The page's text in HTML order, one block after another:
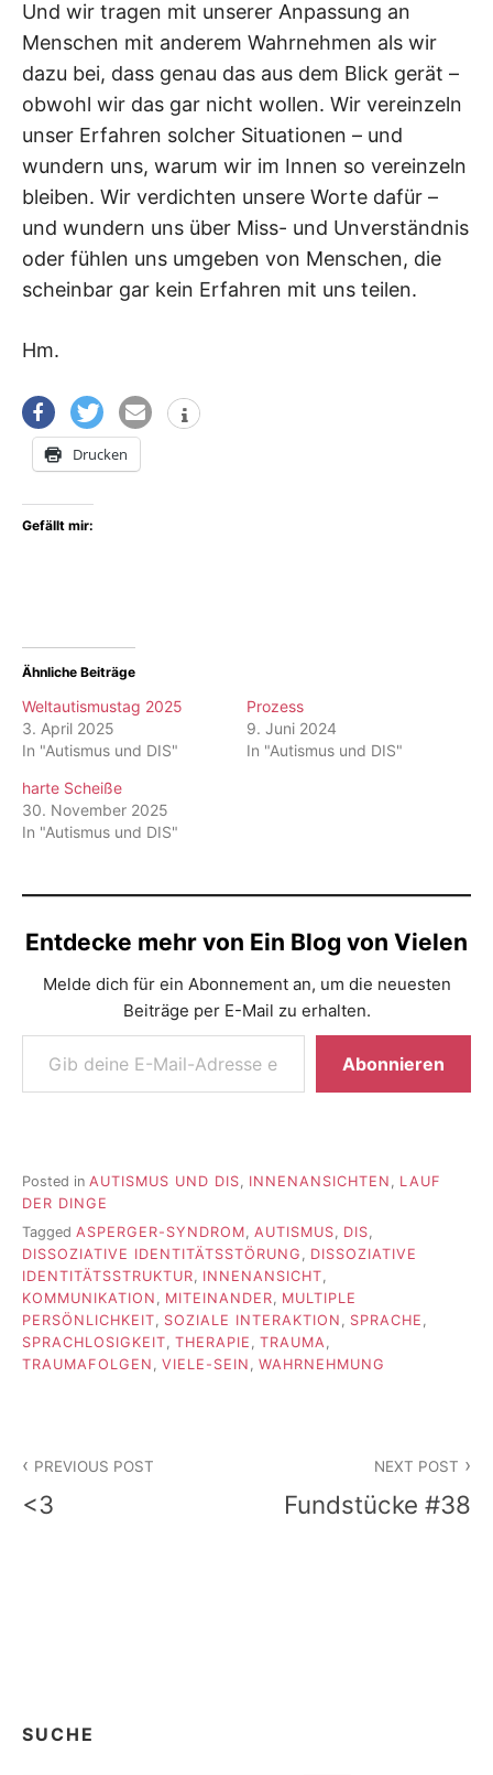
Und wir tragen mit unserer Anpassung an
Menschen mit anderem Wahrnehmen als wir
dazu bei, dass genau das aus dem Blick gerät –
obwohl wir das gar nicht wollen. Wir vereinzeln
unser Erfahren solcher Situationen – und
wundern uns, warum wir im Innen so vereinzeln
bleiben. Wir verdichten unsere Worte dafür –
und wundern uns über Miss- und Unverständnis
oder fühlen uns umgeben von Menschen, die
scheinbar gar kein Erfahren mit uns teilen.
Hm.
Drucken
Gefällt mir:
Ähnliche Beiträge
Weltautismustag 2025
3. April 2025
In "Autismus und DIS"
Prozess
9. Juni 2024
In "Autismus und DIS"
harte Scheiße
30. November 2025
In "Autismus und DIS"
Entdecke mehr von Ein Blog von Vielen
Melde dich für ein Abonnement an, um die neuesten
Beiträge per E-Mail zu erhalten.
Gib deine E-Mail-Adresse ein ...
Abonnieren
Posted in AUTISMUS UND DIS INNENANSICHTEN
LAUF
DER DINGE
Tagged ASPERGER-SYNDROM, AUTISMUS, DIS,
DISSOZIATIVE IDENTITÄTSSTÖRUNG , DISSOZIATIVE
IDENTITÄTSSTRUKTUR, INNENANSICHT,
KOMMUNIKATION , MITEINANDER, MULTIPLE
PERSÖNLICHKEIT, SOZIALE INTERAKTION , SPRACHE ,
SPRACHLOSIGKEIT, THERAPIE , TRAUMA,
TRAUMAFOLGEN , VIELE-SEIN , WAHRNEHMUNG
PREVIOUS POST
<3
NEXT POST
Fundstücke #38
SUCHE